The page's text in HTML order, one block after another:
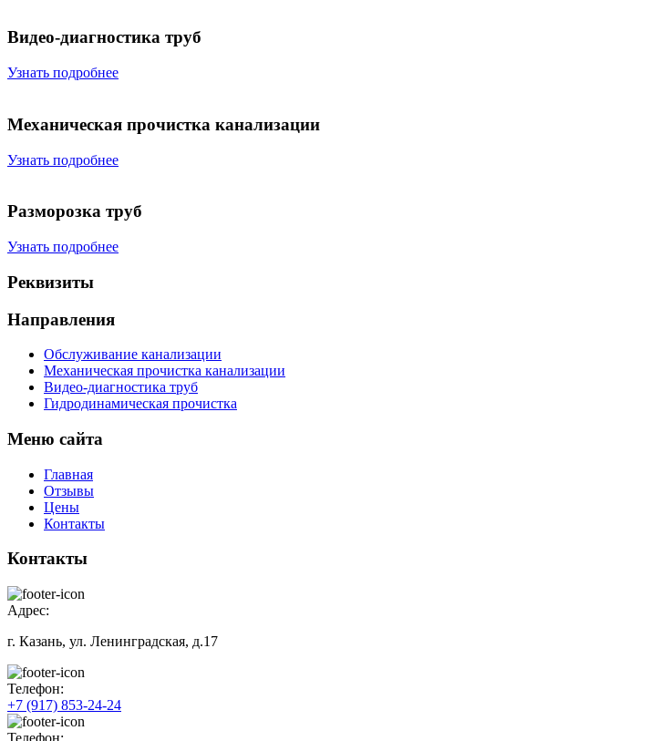
Видео-диагностика труб
Узнать подробнее
Механическая прочистка канализации
Узнать подробнее
Разморозка труб
Узнать подробнее
Реквизиты
Направления
Обслуживание канализации
Механическая прочистка канализации
Видео-диагностика труб
Гидродинамическая прочистка
Меню сайта
Главная
Отзывы
Цены
Контакты
Контакты
Адрес:
г. Казань, ул. Ленинградская, д.17
Телефон:
+7 (917) 853-24-24
Телефон: